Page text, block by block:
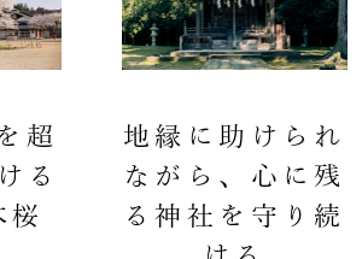
超
る
桜
地縁に助けられ
ながら、心に残
る神社を守り続